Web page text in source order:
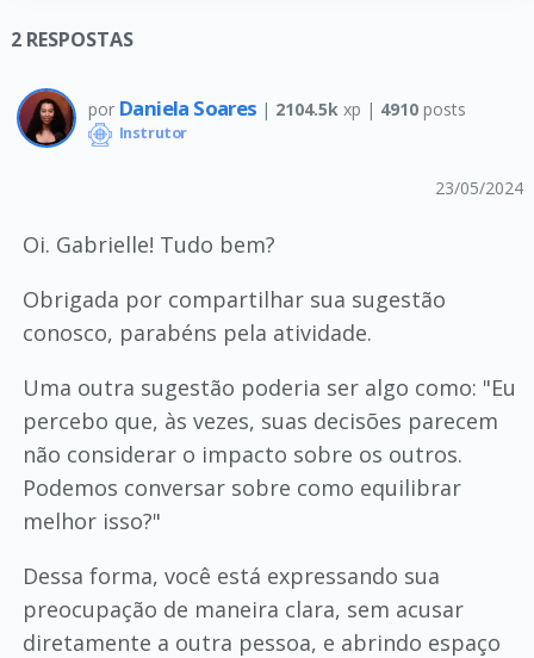
2 RESPOSTAS
por Daniela Soares | 2104.5k xp | 4910posts
Instrutor
23/05/2024
Oi. Gabrielle! Tudo bem?
Obrigada por compartilhar sua sugestão
conosco, parabéns pela atividade.
Uma outra sugestão poderia ser algo como: "Eu
percebo que, às vezes, suas decisões parecem
não considerar o impacto sobre os outros.
Podemos conversar sobre como equilibrar
melhor isso?"
Dessa forma, você está expressando sua
preocupação de maneira clara, sem acusar
diretamente a outra pessoa, e abrindo espaço